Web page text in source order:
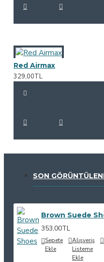
Red Airmax
329,00TL
SON
Brown Suede
353,00TL
Sepete
Ekle
Alışveriş
Listeme
Ekle